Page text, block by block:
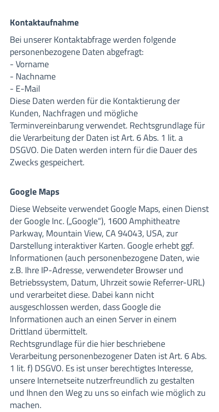
Kontaktaufnahme
Bei unserer Kontaktabfrage werden folgende
personenbezogene Daten abgefragt:
- Vorname
- Nachname
- E-Mail
Diese Daten werden für die Kontaktierung der
Kunden, Nachfragen und mögliche
Terminvereinbarung verwendet. Rechtsgrundlage für
die Verarbeitung der Daten ist Art. 6 Abs. 1 lit. a
DSGVO. Die Daten werden intern für die Dauer des
Zwecks gespeichert.
Google Maps
Diese Webseite verwendet Google Maps, einen Dienst
der Google Inc. („Google“), 1600 Amphitheatre
Parkway, Mountain View, CA 94043, USA, zur
Darstellung interaktiver Karten. Google erhebt ggf.
Informationen (auch personenbezogene Daten, wie
z.B. Ihre IP-Adresse, verwendeter Browser und
Betriebssystem, Datum, Uhrzeit sowie Referrer-URL)
und verarbeitet diese. Dabei kann nicht
ausgeschlossen werden, dass Google die
Informationen auch an einen Server in einem
Drittland übermittelt.
Rechtsgrundlage für die hier beschriebene
Verarbeitung personenbezogener Daten ist Art. 6 Abs.
1 lit. f) DSGVO. Es ist unser berechtigtes Interesse,
unsere Internetseite nutzerfreundlich zu gestalten
und Ihnen den Weg zu uns so einfach wie möglich zu
machen.